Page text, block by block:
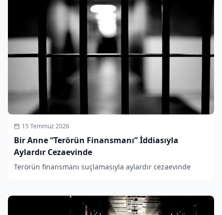
15 Temmuz 2026
Bir Anne “Terörün Finansmanı” İddiasıyla
Aylardır Cezaevinde
Terörün finansmanı suçlamasıyla aylardır cezaevinde